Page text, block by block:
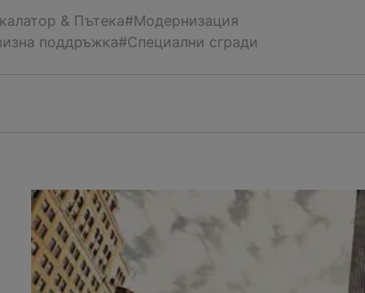
& Пътека#Модернизация
поддръжка#Специални сгради